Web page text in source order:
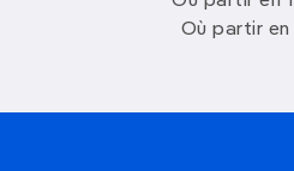
Où partir en